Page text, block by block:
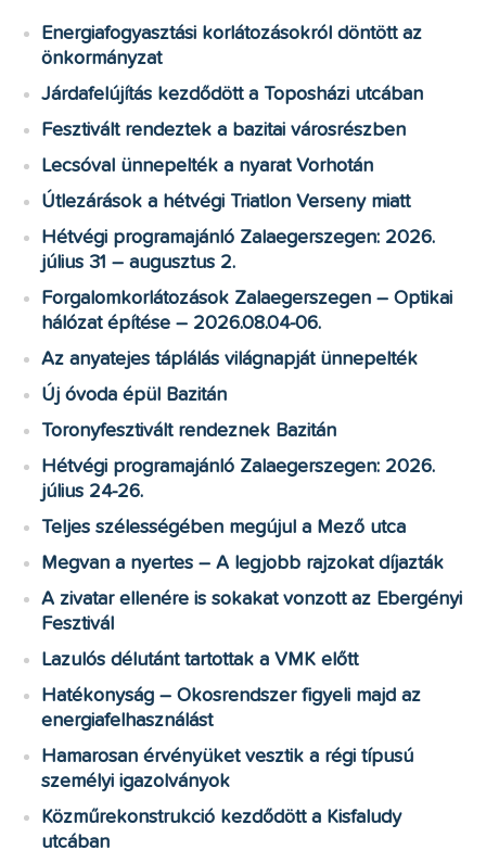
Energiafogyasztási korlátozásokról döntött az
önkormányzat
Járdafelújítás kezdődött a Toposházi utcában
Fesztivált rendeztek a bazitai városrészben
Lecsóval ünnepelték a nyarat Vorhotán
Útlezárások a hétvégi Triatlon Verseny miatt
Hétvégi programajánló Zalaegerszegen: 2026.
július 31 – augusztus 2.
Forgalomkorlátozások Zalaegerszegen – Optikai
hálózat építése – 2026.08.04-06.
Az anyatejes táplálás világnapját ünnepelték
Új óvoda épül Bazitán
Toronyfesztivált rendeznek Bazitán
Hétvégi programajánló Zalaegerszegen: 2026.
július 24-26.
Teljes szélességében megújul a Mező utca
Megvan a nyertes – A legjobb rajzokat díjazták
A zivatar ellenére is sokakat vonzott az Ebergényi
Fesztivál
Lazulós délutánt tartottak a VMK előtt
Hatékonyság – Okosrendszer figyeli majd az
energiafelhasználást
Hamarosan érvényüket vesztik a régi típusú
személyi igazolványok
Közműrekonstrukció kezdődött a Kisfaludy
utcában